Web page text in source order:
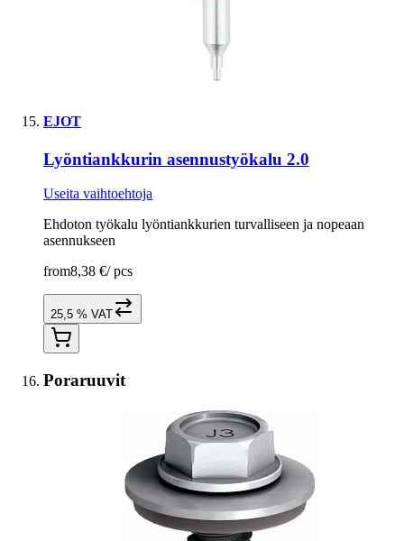
EJOT
Lyöntiankkurin asennustyökalu 2.0
Useita vaihtoehtoja
Ehdoton työkalu lyöntiankkurien turvalliseen ja nopeaan
asennukseen
from8,38 €/ pcs
25,5 % VAT
Poraruuvit